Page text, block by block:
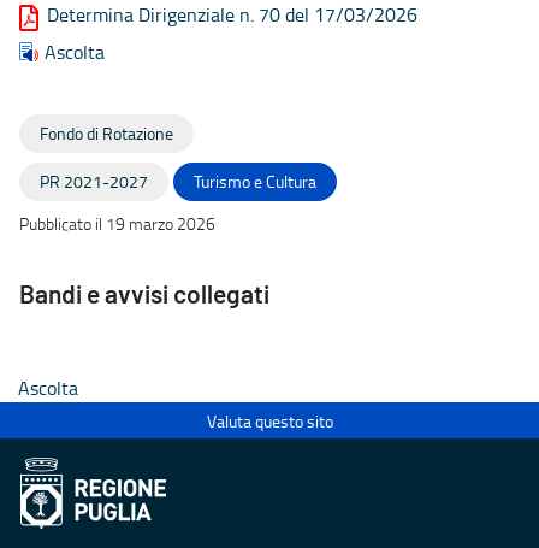
Determina Dirigenziale n. 70 del 17/03/2026
Ascolta
Fondo di Rotazione
PR 2021-2027
Turismo e Cultura
Pubblicato il 19 marzo 2026
Bandi e avvisi collegati
Cultura